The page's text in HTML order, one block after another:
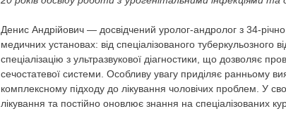
Денис Андрійович — досвідчений уролог-андролог з 34-
медичних установах: від спеціалізованого туберкульозного
спеціалізацію з ультразвукової діагностики, що дозволяє
сечостатевої системи. Особливу увагу приділяє ранньому
комплексному підходу до лікування чоловічих проблем. У
лікування та постійно оновлює знання на спеціалізованих